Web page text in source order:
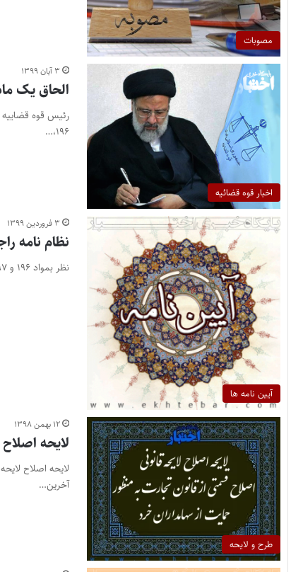
مصوبات
اخبار قوه قضائیه
۳ آبان ۱۳۹۹
الحاق یک ماده به
رئیس قوه
۱۹۶،…
آیین نامه ها
۳ فروردین ۱۳۹۹
نظام نامه راجع به مواد
نظر بمواد ۱۹۶ و ۱۹۷ و ۱۹۹ قانون تجارت مصوب ۱۳ اردیبهشت ۱۳۱۱ مقرر میدارد: ماده ۱- در هر محلی…
طرح و لایحه
۱۲ بهمن ۱۳۹۸
لایحه
آخرین…